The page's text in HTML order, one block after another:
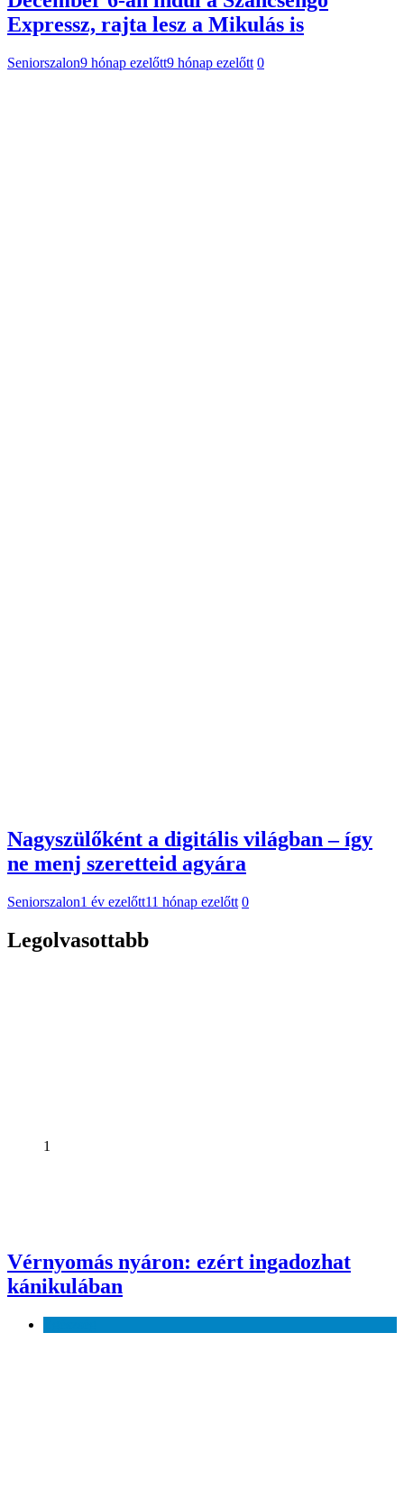
Expressz, rajta lesz a Mikulás is
Seniorszalon9 hónap ezelőtt9 hónap ezelőtt 0
Nagyszülőként a digitális világban – így
ne menj szeretteid agyára
Seniorszalon1 év ezelőtt11 hónap ezelőtt 0
Legolvasottabb
1
Vérnyomás nyáron: ezért ingadozhat
kánikulában